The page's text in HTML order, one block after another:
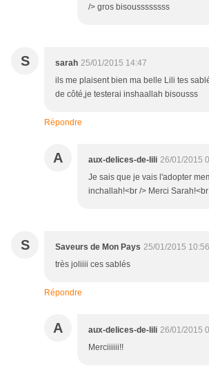
/> gros bisoussssssss
S sarah 25/01/2015 14:47
ils me plaisent bien ma belle Lili tes
de côté,je testerai inshaallah bisousss
Répondre
A aux-delices-de-lili 26/01/2015
Je sais que je vais l'adopter
inchallah!<br /> Merci
S Saveurs de Mon Pays 25/01/2015 10:56
très joliiii ces sablés
Répondre
A aux-delices-de-lili 26/01/2015
Merciiiiii!!